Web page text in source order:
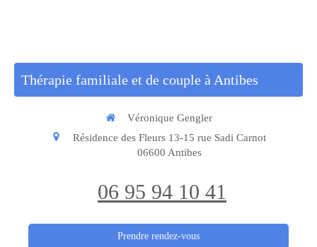
Thérapie familiale et de couple à Antibes
Véronique Gengler
Résidence des Fleurs 13-15 rue Sadi Carnot
06600 Antibes
06 95 94 10 41
Prendre rendez-vous